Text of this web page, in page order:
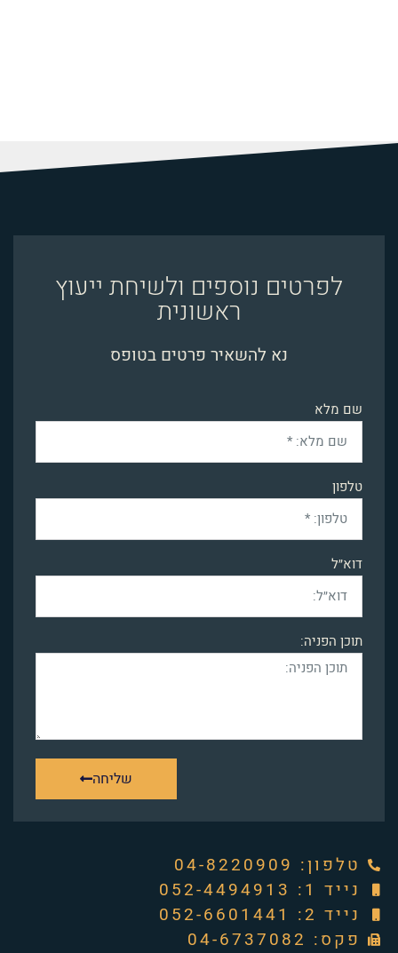
לפרטים נוספים ולשיחת ייעוץ
ראשונית
נא להשאיר פרטים בטופס
שם מלא
טלפון
דוא״ל
תוכן הפניה:
שליחה
טלפון: ‭04-8220909‬
נייד 1: 052-4494913
נייד 2: 052-6601441
פקס: 04-6737082